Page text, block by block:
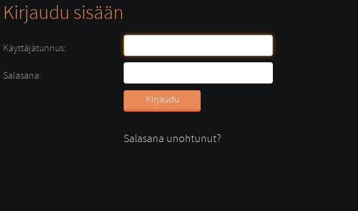
Kirjaudu sisään
Käyttäjätunnus:
Salasana:
Salasana unohtunut?